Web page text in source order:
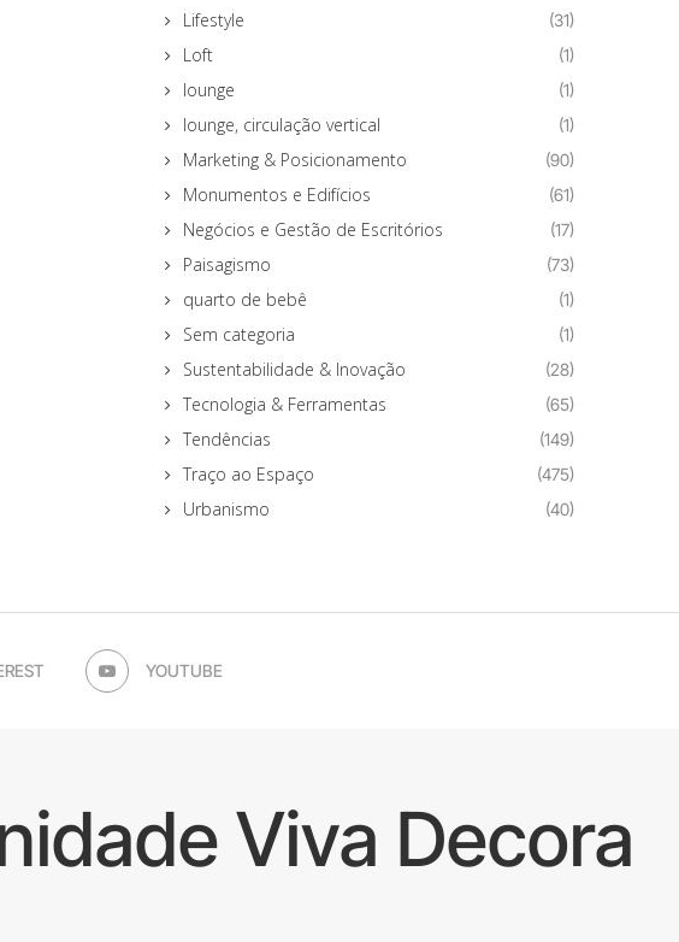
Lifestyle (31)
Loft (1)
lounge (1)
lounge, circulação vertical (1)
Marketing & Posicionamento (90)
Monumentos e Edifícios (61)
Negócios e Gestão de Escritórios (17)
Paisagismo (73)
quarto de bebê (1)
Sem categoria (1)
Sustentabilidade & Inovação (28)
Tecnologia & Ferramentas (65)
Tendências (149)
Traço ao Espaço (475)
Urbanismo (40)
YOUTUBE
Viva Decora